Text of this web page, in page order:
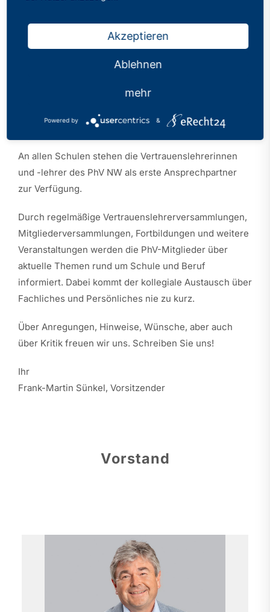
die Mitglieder an den Gymnasien, Gesamtschulen und
Weiterbildungskollegs im Kreis Siegen-Wittgenstein
sowie die Mitglieder am ZfsL Siegen. Zum Kreis
Gemeinden Bad Berleburg, Bad Laasphe,
Freudenberg, Hilchenbach, Kreuztal, Netphen,
Neunkirchen, Siegen und Wilnsdorf.
An allen Schulen stehen die Vertrauenslehrerinnen
und -lehrer des PhV NW als erste Ansprechpartner
zur Verfügung.
Durch regelmäßige Vertrauenslehrerversammlungen,
Mitgliederversammlungen, Fortbildungen und weitere
Veranstaltungen werden die PhV-Mitglieder über
aktuelle Themen rund um Schule und Beruf
informiert. Dabei kommt der kollegiale Austausch über
Fachliches und Persönliches nie zu kurz.
Über Anregungen, Hinweise, Wünsche, aber auch
über Kritik freuen wir uns. Schreiben Sie uns!
Ihr
Frank-Martin Sünkel, Vorsitzender
Vorstand
Akzeptieren
Ablehnen
mehr
Powered by &